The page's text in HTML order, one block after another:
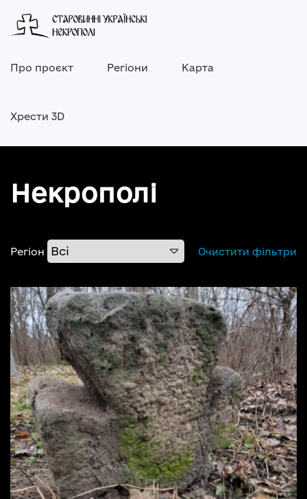
Про проєкт Регіони Карта
Хрести 3D
Некрополі
Регіон Очистити фільтри